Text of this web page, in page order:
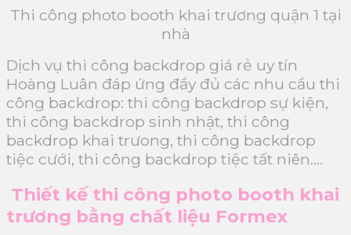
Thi công photo booth khai trương quận 1 tại
nhà
Dịch vụ thi công backdrop giá rẻ uy tín
Hoàng Luân đáp ứng đầy đủ các nhu cầu thi
công backdrop: thi công backdrop sự kiện,
thi công backdrop sinh nhật, thi công
backdrop khai trưong, thi công backdrop
tiệc cưới, thi công backdrop tiệc tất niên….
Thiết kế thi công photo booth khai
trương bằng chất liệu Formex